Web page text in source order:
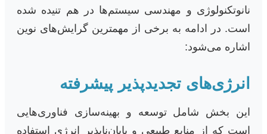
نانوتکنولوژی و مهندسی سیستم‌ها در هم تنیده شده
است. در ادامه به برخی از مهمترین گرایش‌های نوین
اشاره می‌شود:
انرژی‌های تجدیدپذیر پیشرفته
این بخش شامل توسعه و بهینه‌سازی فناوری‌هایی
است که از منابع طبیعی و پایان‌ناپذیر انرژی استفاده